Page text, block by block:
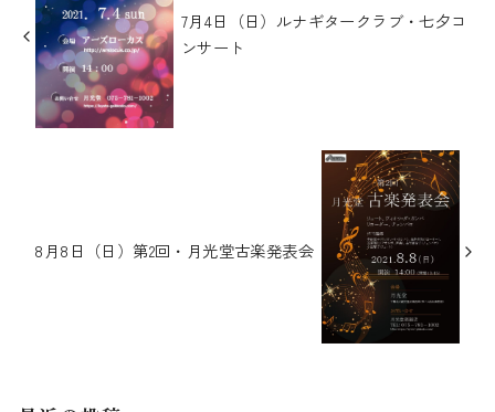
7月4日（日）ルナギタークラブ・七夕コ
ンサート
8月8日（日）第2回・月光堂古楽発表会